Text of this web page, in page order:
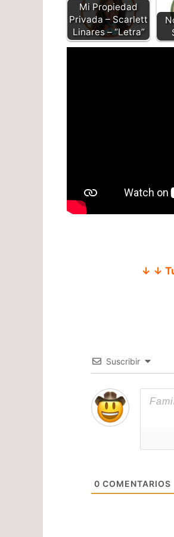
Mi Propiedad
Privada – Scarlett
Linares – “Letra”
↓ ↓
Suscribir
0 COMENTARIOS